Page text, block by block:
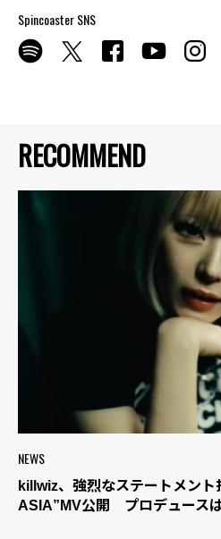
RECOMMEND
NEWS
killwiz、強烈なステートメント
ASIA”MV公開 プロデュース
Spincoaster SNS